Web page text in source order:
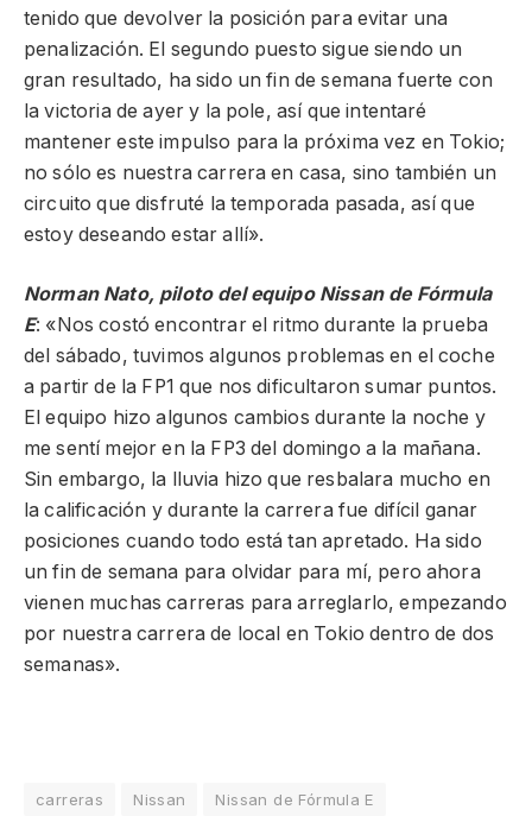
tenido que devolver la posición para evitar una
penalización. El segundo puesto sigue siendo un
gran resultado, ha sido un fin de semana fuerte con
la victoria de ayer y la pole, así que intentaré
mantener este impulso para la próxima vez en Tokio;
no sólo es nuestra carrera en casa, sino también un
circuito que disfruté la temporada pasada, así que
estoy deseando estar allí».
Norman Nato, piloto del equipo Nissan de Fórmula
E: «Nos costó encontrar el ritmo durante la prueba
del sábado, tuvimos algunos problemas en el coche
a partir de la FP1 que nos dificultaron sumar puntos.
El equipo hizo algunos cambios durante la noche y
me sentí mejor en la FP3 del domingo a la mañana.
Sin embargo, la lluvia hizo que resbalara mucho en
la calificación y durante la carrera fue difícil ganar
posiciones cuando todo está tan apretado. Ha sido
un fin de semana para olvidar para mí, pero ahora
vienen muchas carreras para arreglarlo, empezando
por nuestra carrera de local en Tokio dentro de dos
semanas».
carreras Nissan Nissan de Fórmula E